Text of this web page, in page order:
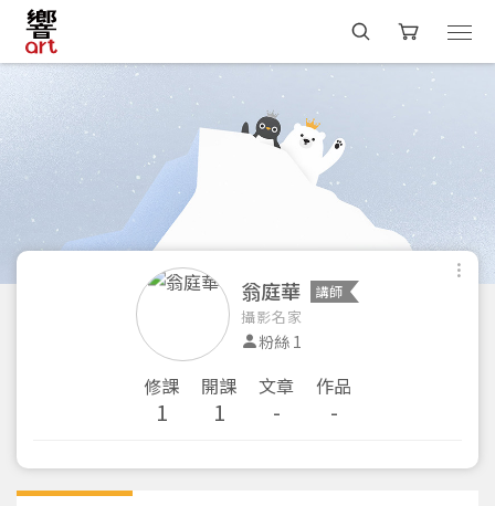
翁庭華 講師
攝影名家
粉絲 1
修課
1
開課
1
文章
-
作品
-